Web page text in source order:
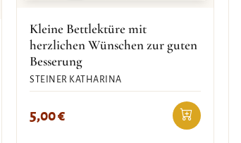
Kleine Bettlektüre mit
herzlichen Wünschen zur guten
Besserung
STEINER KATHARINA
5,00€